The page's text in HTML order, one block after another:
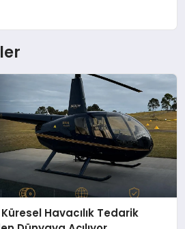
Havacılık Tedarik